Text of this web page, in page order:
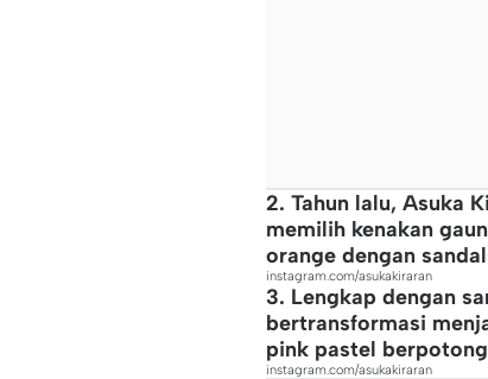
2. Tahun lalu, Asuka
memilih kenakan
orange dengan
instagram.com/asukakiraran
3. Lengkap dengan
bertransformasi
pink pastel
instagram.com/asukakiraran